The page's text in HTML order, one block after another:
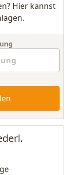
Hier kannst